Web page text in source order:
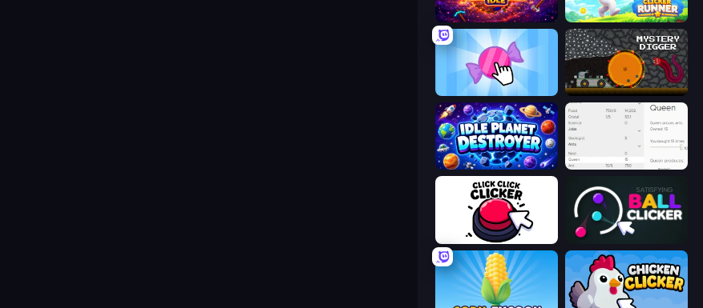
Planet Destroy Idle Idle Clicker Runner
Candy Clicker 2 Mystery Digger
Idle Planet Destroyer Idle Ants
Click Click Clicker Satisfying Ball Clicker